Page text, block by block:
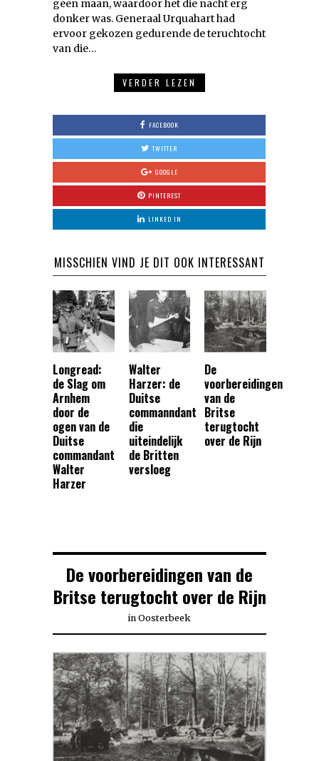
geen maan, waardoor het die nacht erg
donker was. Generaal Urquahart had
ervoor gekozen gedurende de teruchtocht
van die…
VERDER LEZEN
FACEBOOK
TWITTER
GOOGLE
PINTEREST
LINKED IN
MISSCHIEN VIND JE DIT OOK INTERESSANT
Longread:
de Slag om
Arnhem
door de
ogen van de
Duitse
commandant
Walter
Harzer
Walter
Harzer: de
Duitse
commanndant
die
uiteindelijk
de Britten
versloeg
De
voorbereidingen
van de
Britse
terugtocht
over de Rijn
De voorbereidingen van de
Britse terugtocht over de Rijn
in Oosterbeek